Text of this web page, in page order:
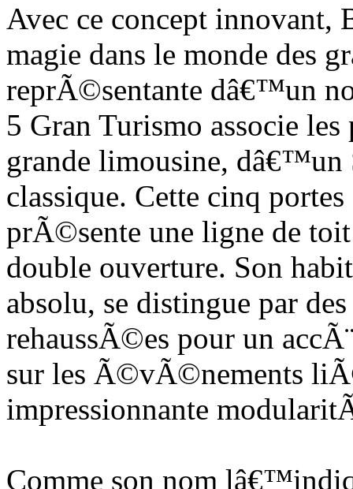
Avec ce concept innovant,
magie dans le monde des
reprÃ©sentante dâ€™un
5 Gran Turismo associe
grande limousine,
classique. Cette cinq
prÃ©sente une ligne de
double ouverture. Son
absolu, se distingue par
rehaussÃ©es pour un
sur les Ã©vÃ©nements
impressionnante
Comme son nom